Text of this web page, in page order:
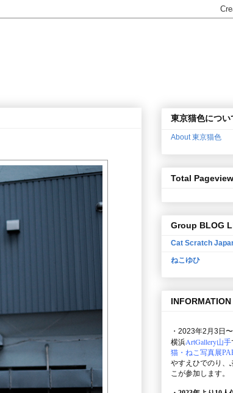
東京猫色につい
About 東京猫色
Total
Group BLOG
Cat Scratch
ねこゆひ
INFORMATION
・2023年2月3日
横浜ArtGallery山手
猫・ねこ写真展
やすえひでのり、
こが参加します。